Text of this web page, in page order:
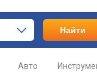
Найти
Авто